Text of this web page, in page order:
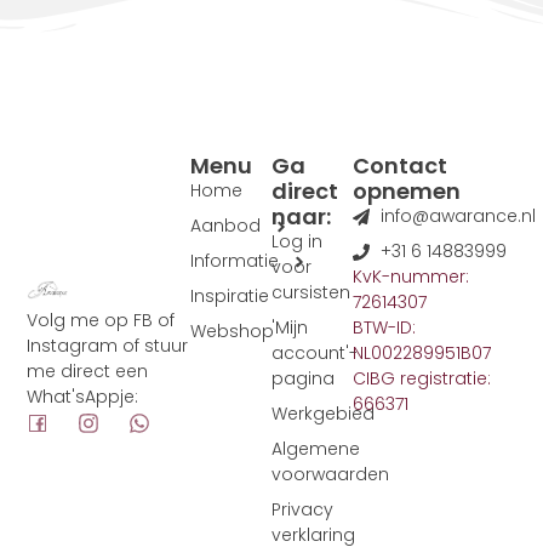
Volg me op FB of
Instagram of stuur
me direct een
What'sAppje:
Ga
direct
naar:
Log in
voor
cursisten
'Mijn
account'-
pagina
Werkgebied
Algemene
voorwaarden
Privacy
verklaring
Menu
Home
Aanbod
Informatie
Inspiratie
Webshop
Contact
opnemen
info@awarance.nl
+31 6 14883999
KvK-nummer:
72614307
BTW-ID:
NL002289951B07
CIBG registratie:
666371